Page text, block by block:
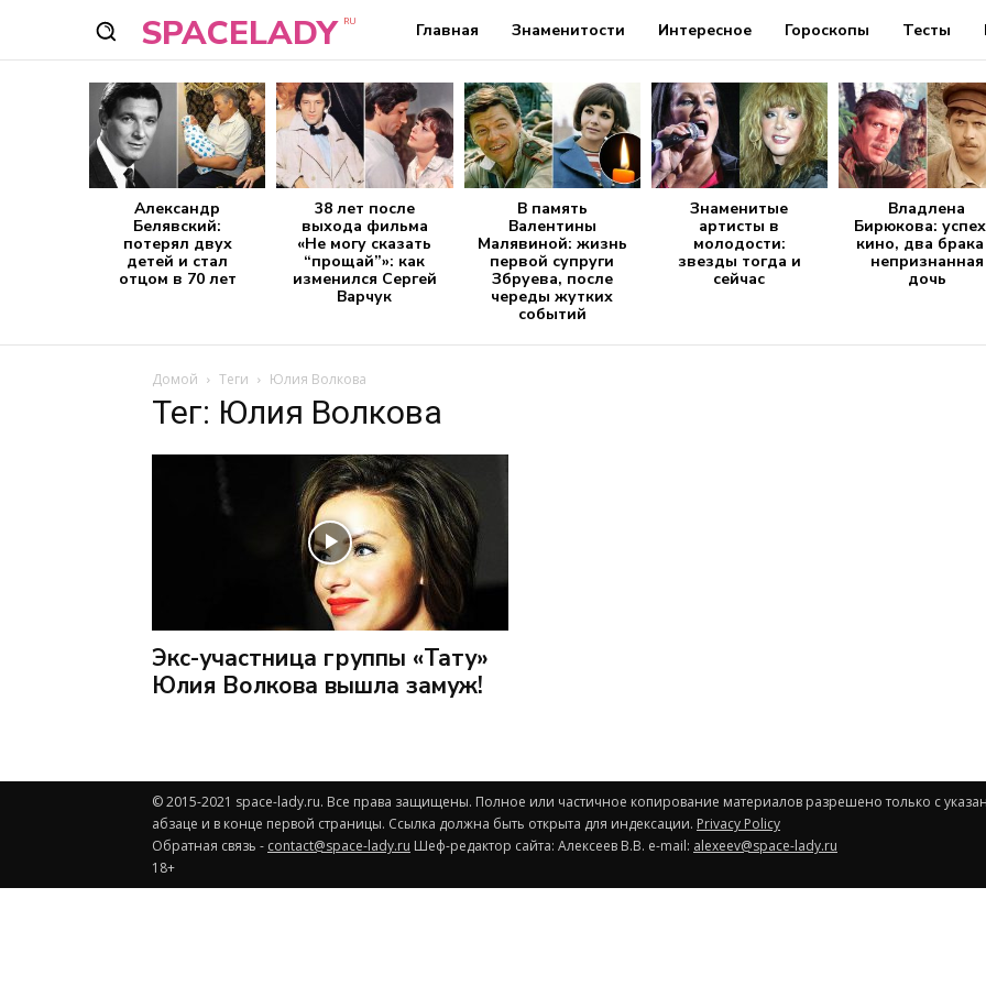
SPACELADY RU Главная Знаменитости Интересное Гороскопы Тесты
Александр
Белявский:
потерял двух
детей и стал
отцом в 70 лет
38 лет после
выхода фильма
«Не могу сказать
“прощай”»: как
изменился Сергей
Варчук
В память
Валентины
Малявиной: жизнь
первой супруги
Збруева, после
череды жутких
событий
Знаменитые
артисты в
молодости:
звезды тогда и
сейчас
Владлена
Бирюкова:
кино, два
непризнанная
дочь
Домой Теги Юлия Волкова
Тег: Юлия Волкова
Экс-участница группы «Тату»
Юлия Волкова вышла замуж!
© 2015-2021 space-lady.ru. Все права защищены. Полное или частичное копирование материалов разрешено только с
абзаце и в конце первой страницы. Ссылка должна быть открыта для индексации. Privacy Policy
Обратная связь - contact@space-lady.ru Шеф-редактор сайта: Алексеев В.В. e-mail: alexeev@space-lady.ru
18+